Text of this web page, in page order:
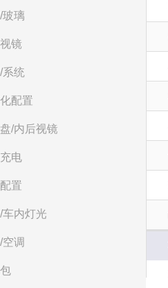
玻璃
镜
系统
配置
/内后视镜
电
置
车内灯光
调